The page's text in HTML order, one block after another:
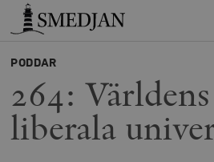
Timbro
PODDAR
264:
liberala